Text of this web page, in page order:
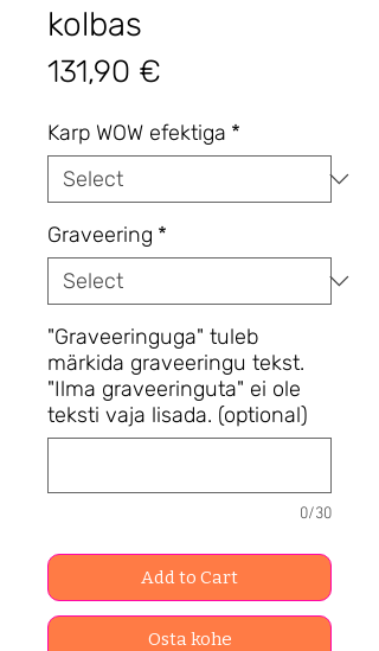
kolbas
131,90 €
Karp WOW efektiga *
Graveering *
"Graveeringuga" tuleb
märkida graveeringu tekst.
"Ilma graveeringuta" ei ole
teksti vaja lisada. (optional)
0/30
Add to Cart
Osta kohe